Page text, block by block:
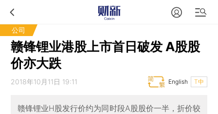
公司
赣锋锂业港股上市首日破发 A股股
价亦大跌
2018年10月11日 19:11 T中
English
赣锋锂业H股发行价约为同时段A股股价一半，折价较